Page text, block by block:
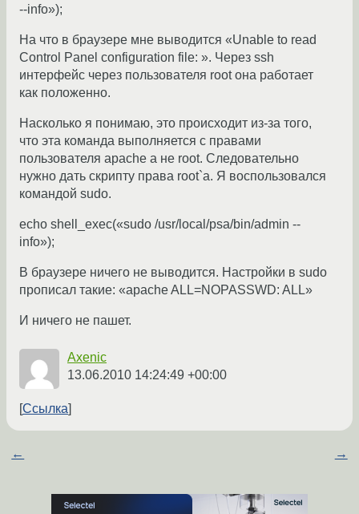
--info»);
На что в браузере мне выводится «Unable to read
Control Panel configuration file: ». Через ssh
интерфейс через пользователя root она работает
как положенно.
Насколько я понимаю, это происходит из-за того,
что эта команда выполняется с правами
пользователя apache а не root. Следовательно
нужно дать скрипту права root`a. Я воспользовался
командой sudo.
echo shell_exec(«sudo /usr/local/psa/bin/admin --
info»);
В браузере ничего не выводится. Настройки в sudo
прописал такие: «apache ALL=NOPASSWD: ALL»
И ничего не пашет.
Axenic
13.06.2010 14:24:49 +00:00
Ссылка
← →